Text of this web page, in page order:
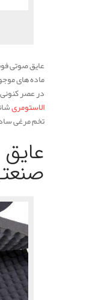
عایق صوتی
ماده های
در عصر کنونی
الاستومری
تخم مرغی